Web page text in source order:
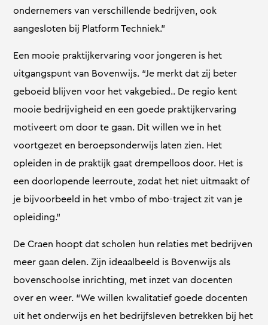
ondernemers van verschillende bedrijven, ook
aangesloten bij Platform Techniek.”
Een mooie praktijkervaring voor jongeren is het
uitgangspunt van Bovenwijs. “Je merkt dat zij beter
geboeid blijven voor het vakgebied.. De regio kent
mooie bedrijvigheid en een goede praktijkervaring
motiveert om door te gaan. Dit willen we in het
voortgezet en beroepsonderwijs laten zien. Het
opleiden in de praktijk gaat drempelloos door. Het is
een doorlopende leerroute, zodat het niet uitmaakt of
je bijvoorbeeld in het vmbo of mbo-traject zit van je
opleiding.”
De Craen hoopt dat scholen hun relaties met bedrijven
meer gaan delen. Zijn ideaalbeeld is Bovenwijs als
bovenschoolse inrichting, met inzet van docenten
over en weer. “We willen kwalitatief goede docenten
uit het onderwijs en het bedrijfsleven betrekken bij het